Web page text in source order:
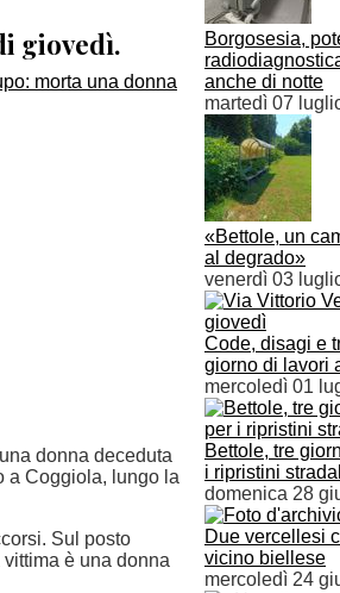
Borgosesia,
anche di notte
martedì 07
«Bettole, un
al degrado»
venerdì 03
Code, disagi e
giorno di lavori
mercoledì 01
Bettole, tre
i ripristini
domenica 28
Due vercellesi
vicino biellese
mercoledì 24
giovedì.
donna deceduta
a Coggiola, lungo la
Sul posto
è una donna